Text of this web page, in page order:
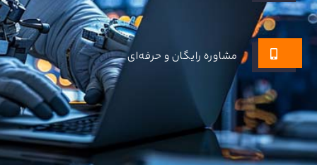
مشاوره رایگان و حرفه‌ای